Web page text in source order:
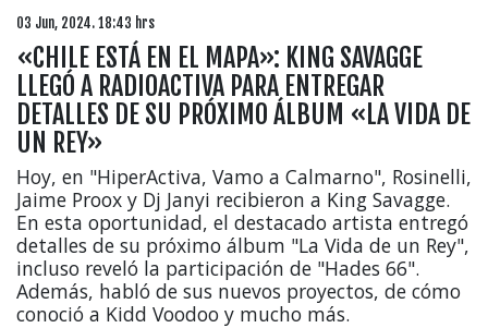
03 Jun, 2024. 18:43 hrs
«CHILE ESTÁ EN EL MAPA»: KING SAVAGGE
LLEGÓ A RADIOACTIVA PARA ENTREGAR
DETALLES DE SU PRÓXIMO ÁLBUM «LA VIDA DE
UN REY»
Hoy, en "HiperActiva, Vamo a Calmarno", Rosinelli,
Jaime Proox y Dj Janyi recibieron a King Savagge.
En esta oportunidad, el destacado artista entregó
detalles de su próximo álbum "La Vida de un Rey",
incluso reveló la participación de "Hades 66".
Además, habló de sus nuevos proyectos, de cómo
conoció a Kidd Voodoo y mucho más.